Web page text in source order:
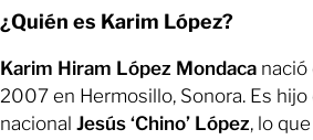
¿Quién es Karim López?
Karim Hiram López Mondaca nació
2007 en Hermosillo, Sonora. Es
nacional Jesús ‘Chino’ López, lo